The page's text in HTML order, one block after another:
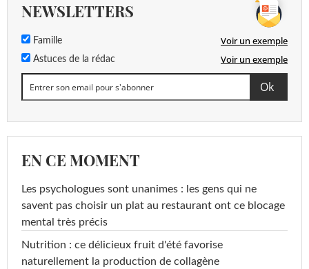
NEWSLETTERS
Famille Voir un exemple
Astuces de la rédac Voir un exemple
EN CE MOMENT
Les psychologues sont unanimes : les gens qui ne
savent pas choisir un plat au restaurant ont ce blocage
mental très précis
Nutrition : ce délicieux fruit d'été favorise
naturellement la production de collagène